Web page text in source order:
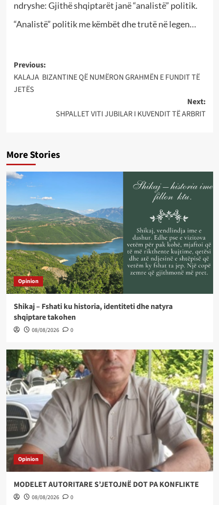
ndryshe: Gjithë shqiptarët janë “analistë” politik.
“Analistë” politik me këmbët dhe trutë në legen…
Post
navigation
Previous:
KALAJA BIZANTINE QË NUMËRON GRAHMËN E FUNDIT TË
JETËS
Next:
SHPALLET VITI JUBILAR I KUVENDIT TË ARBRIT
More Stories
Opinion
Shikaj – Fshati ku historia, identiteti dhe natyra
shqiptare takohen
08/08/2026 0
Opinion
MODELET AUTORITARE S’JETOJNË DOT PA KONFLIKTE
08/08/2026 0